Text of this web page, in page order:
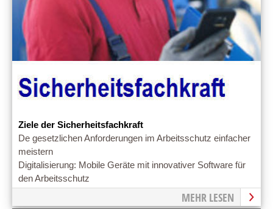
Ziele der Sicherheitsfachkraft
De gesetzlichen Anforderungen im Arbeitsschutz einfacher
meistern
Digitalisierung: Mobile Geräte mit innovativer Software für
den Arbeitsschutz
MEHR LESEN